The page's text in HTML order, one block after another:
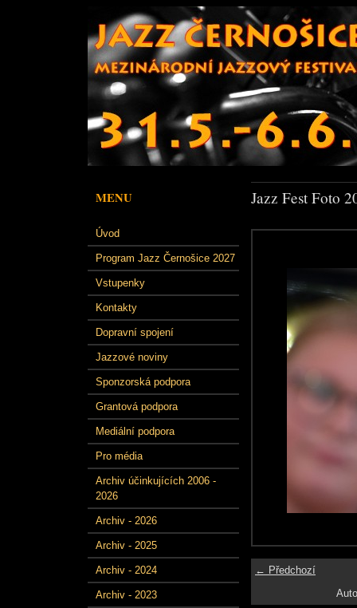
MENU
Úvod
Program Jazz Černošice 2027
Vstupenky
Kontakty
Dopravní spojení
Jazzové noviny
Sponzorská podpora
Grantová podpora
Mediální podpora
Pro média
Archiv účinkujících 2006 -
2026
Archiv - 2026
Archiv - 2025
Archiv - 2024
Archiv - 2023
Jazz Fest Foto
← Předchozí